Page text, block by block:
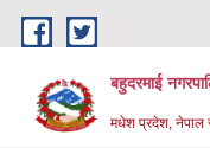
Skip to main content
बहुदरमाई
मधेश प्रदेश, नेपाल